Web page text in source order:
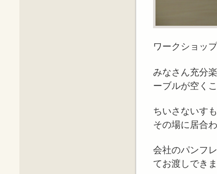
ワークショッ
みなさん充分
ーブルが空く
ちいさないす
その場に居合
会社のパンフ
てお渡しでき